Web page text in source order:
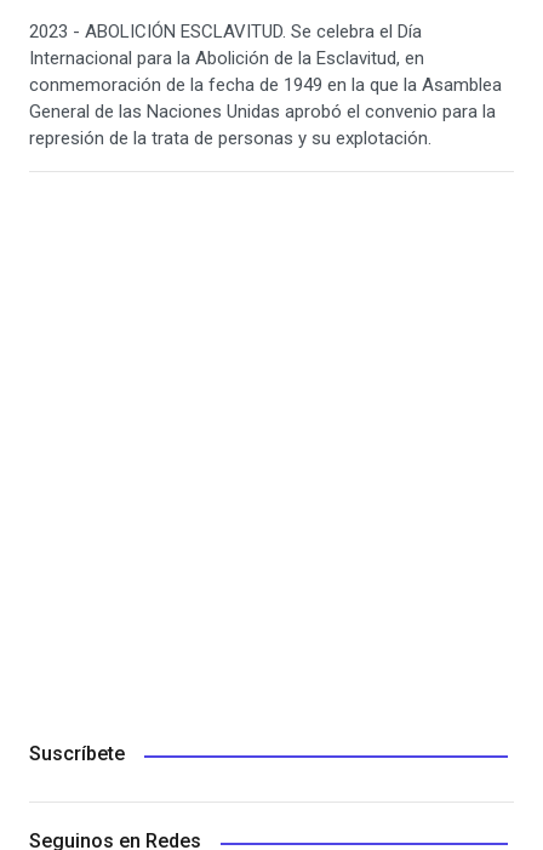
2023 - ABOLICIÓN ESCLAVITUD. Se celebra el Día
Internacional para la Abolición de la Esclavitud, en
conmemoración de la fecha de 1949 en la que la Asamblea
General de las Naciones Unidas aprobó el convenio para la
represión de la trata de personas y su explotación.
Suscríbete
Seguinos en Redes